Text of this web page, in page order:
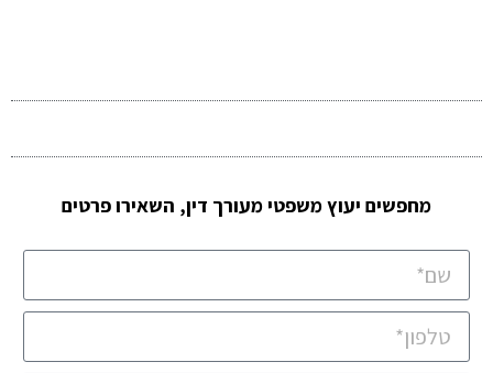
מחפשים יעוץ משפטי מעורך דין, השאירו פרטים